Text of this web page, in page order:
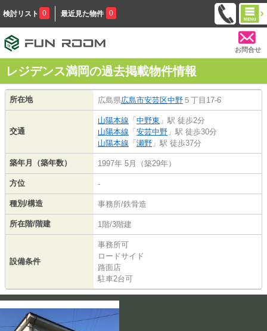
検討リスト 0 最近見た物件 0
お問合せ
レジデンス満岡の過去掲載物件情報
所在地 広島県広島市安芸区中野 ５丁目17-6
交通
山陽本線 「 中野東 」駅 徒歩2分
山陽本線 「 安芸中野 」駅 徒歩30分
山陽本線 「 瀬野 」駅 徒歩37分
築年月（築年数） 1997年 5月（築29年）
方位 -
種別/構造 事務所/鉄骨造
所在階/階建 1階/3階建
設備条件
事務所可
ロードサイド
路面店
駐車2台可